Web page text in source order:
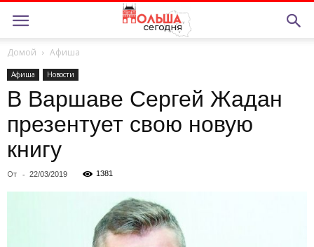
Домой Афиша
Афиша Новости
В Варшаве Сергей Жадан
презентует свою новую
книгу
От - 22/03/2019 1381